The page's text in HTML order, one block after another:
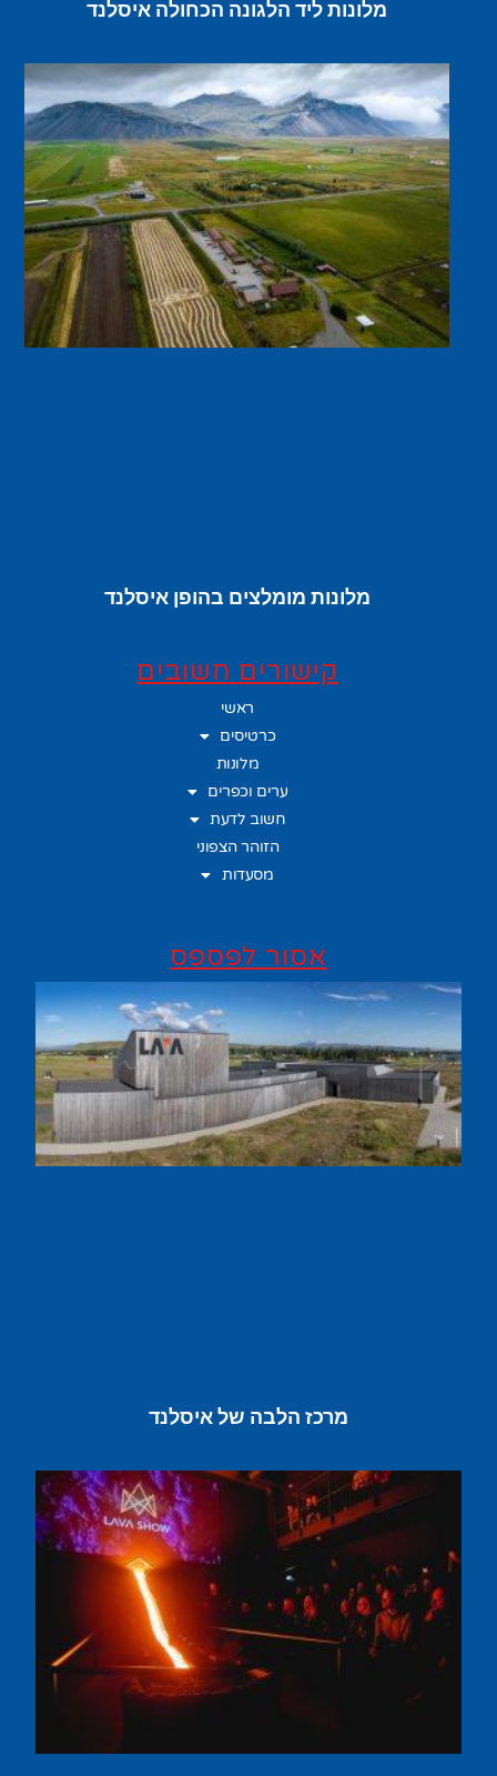
מלונות ליד הלגונה הכחולה איסלנד
מלונות מומלצים בהופן איסלנד
קישורים חשובים
ראשי
כרטיסים
מלונות
ערים וכפרים
חשוב לדעת
הזוהר הצפוני
מסעדות
אסור לפספס
מרכז הלבה של איסלנד